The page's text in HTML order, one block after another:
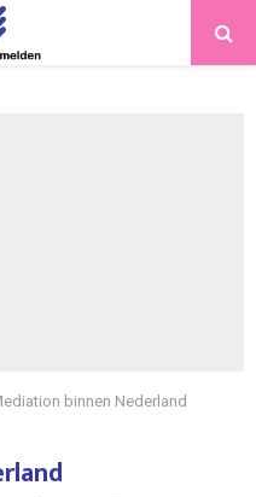
binnen Nederland